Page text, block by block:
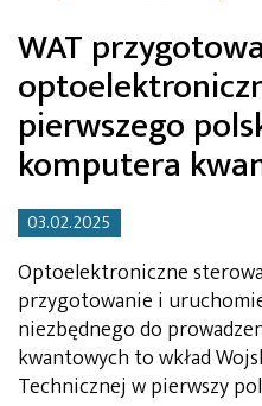
WAT
pierwszego
komputera
03.02.2025
Optoelektroniczne
przygotowanie i
niezbędnego do
kwantowych to wkład
Technicznej w pierwszy